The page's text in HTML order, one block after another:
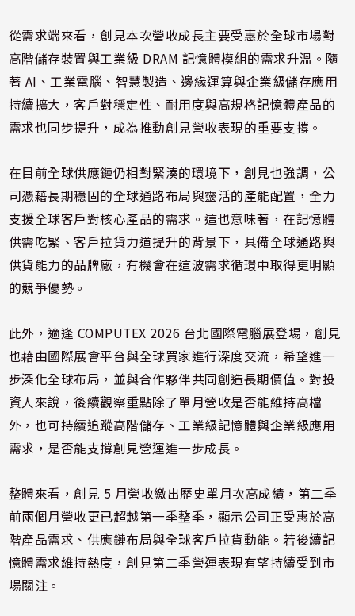
從需求端來看，創見本次營收成長主要受惠於全球市場對
高階儲存裝置與工業級 DRAM 記憶體模組的需求升溫。隨
著 AI、工業電腦、智慧製造、邊緣運算與企業級儲存應用
持續擴大，客戶對穩定性、耐用度與高規格記憶體產品的
需求也同步提升，成為推動創見營收表現的重要支撐。
在目前全球供應鏈仍相對緊湊的環境下，創見也強調，公
司憑藉長期穩固的全球通路布局與靈活的產能配置，全力
支援全球客戶對核心產品的需求。這也意味著，在記憶體
供需吃緊、客戶拉貨力道提升的背景下，具備全球通路與
供貨能力的品牌廠，有機會在這波需求循環中取得更明顯
的競爭優勢。
此外，適逢 COMPUTEX 2026 台北國際電腦展登場，創見
也藉由國際展會平台與全球買家進行深度交流，希望進一
步深化全球布局，並與合作夥伴共同創造長期價值。對投
資人來說，後續觀察重點除了單月營收是否能維持高檔
外，也可持續追蹤高階儲存、工業級記憶體與企業級應用
需求，是否能支撐創見營運進一步成長。
整體來看，創見 5 月營收繳出歷史單月次高成績，第二季
前兩個月營收更已超越第一季整季，顯示公司正受惠於高
階產品需求、供應鏈布局與全球客戶拉貨動能。若後續記
憶體需求維持熱度，創見第二季營運表現有望持續受到市
場關注。